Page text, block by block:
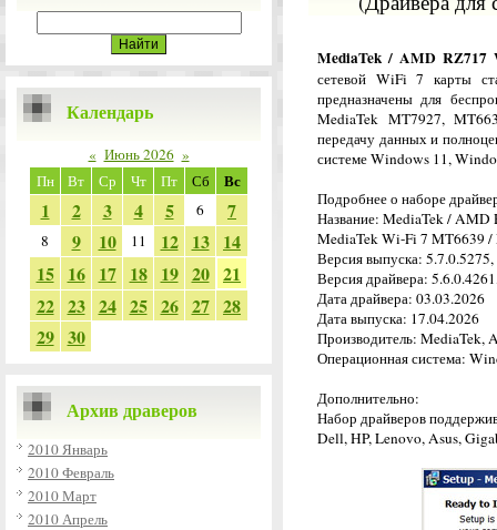
Календарь
« Июнь 2026 »
Пн
Вт Ср Чт Пт Сб Вс
1 2 3 4 5 6 7
8 9 10 11 12 13 14
15 16 17 18 19 20 21
22 23 24 25 26 27 28
29 30
Архив драверов
2010 Январь
2010 Февраль
2010 Март
2010 Апрель
MediaTek / AMD
сетевой WiFi 7 карты
предназначены для
MediaTek MT7927,
передачу данных и
системе Windows 11,
Подробнее о наборе
Название: MediaTek /
MediaTek Wi-Fi 7 MT6639
Версия выпуска:
Версия драйвера:
Дата драйвера: 03.03.2026
Дата выпуска: 17.04.2026
Производитель: MediaTek,
Операционная система:
Дополнительно:
Набор драйверов
Dell, HP, Lenovo, Asus,